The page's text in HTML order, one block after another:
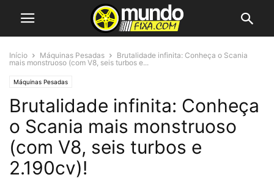
Início Máquinas Pesadas
Brutalidade infinita: Conheça o Scania
mais monstruoso (com V8, seis turbos e...
Máquinas Pesadas
Brutalidade infinita: Conheça
o Scania mais monstruoso
(com V8, seis turbos e
2.190cv)!